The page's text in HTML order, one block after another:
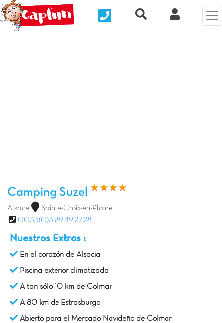
Nous contacterRecherche rapide
Mi
Camping Suzel
Alsace
Sainte-Croix-en-Plaine
0033(0)3.89.49.27.28
Nuestros Extras :
En el corazón de Alsacia
Piscina exterior climatizada
A tan sólo 10 km de Colmar
A 80 km de Estrasburgo
Abierto para el Mercado Navideño de Colmar